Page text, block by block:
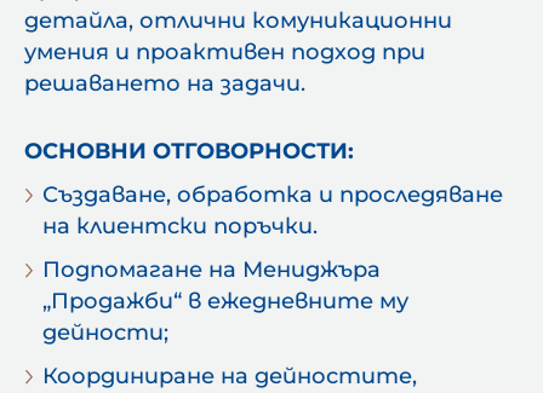
детайла, отлични комуникационни
умения и проактивен подход при
решаването на задачи.
ОСНОВНИ ОТГОВОРНОСТИ:
Създаване, обработка и проследяване
на клиентски поръчки.
Подпомагане на Мениджъра
„Продажби“ в ежедневните му
дейности;
Координиране на дейностите,